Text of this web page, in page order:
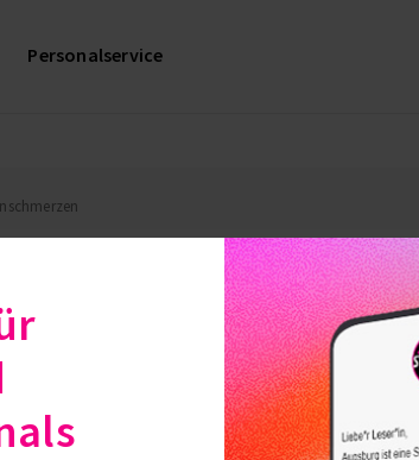
Personalservice
bei Periodenschmerzen
im Monat unangenehm
Art und Weise gegen